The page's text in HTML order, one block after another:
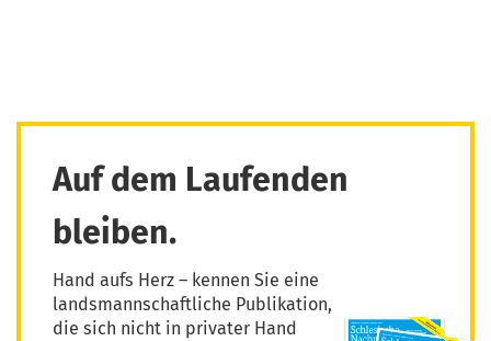
Auf dem Laufenden
bleiben.
Hand aufs Herz – kennen Sie eine
landsmannschaftliche Publikation,
die sich nicht in privater Hand